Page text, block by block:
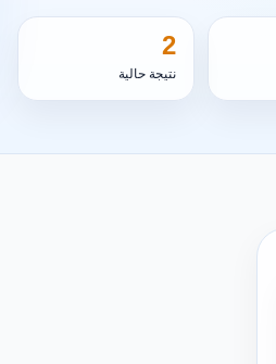
2
نتيجة حالية